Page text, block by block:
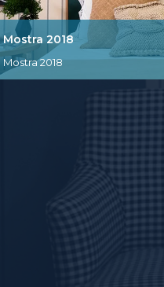
Mostra 2018
Mostra 2018